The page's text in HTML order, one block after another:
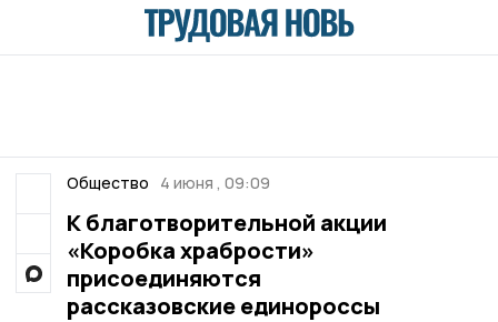
Общество 4 июня , 09:09
К благотворительной акции
«Коробка храбрости»
присоединяются
рассказовские единороссы